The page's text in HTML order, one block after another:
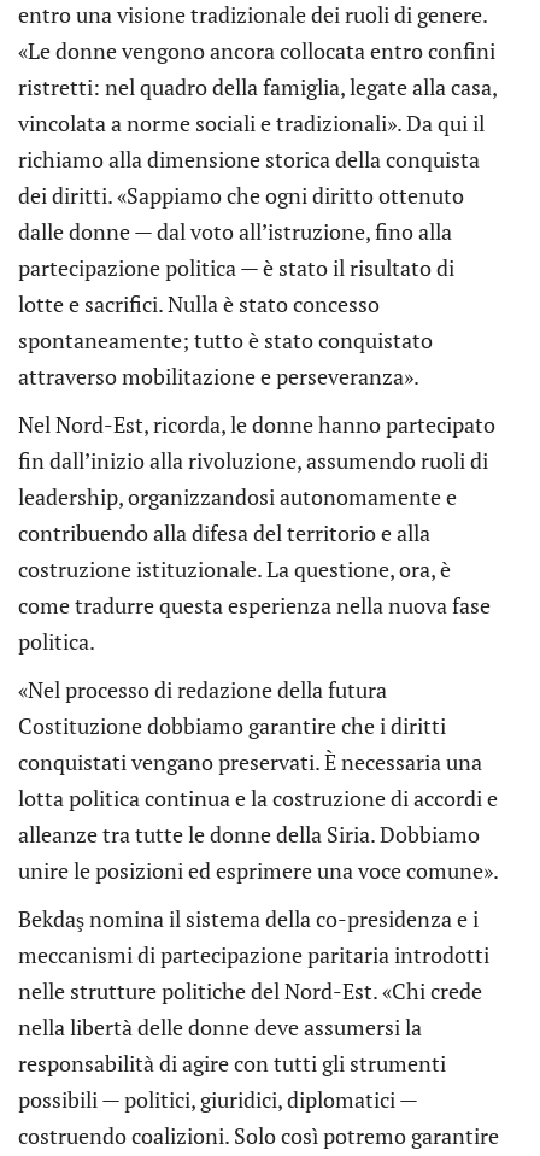
entro una visione tradizionale dei ruoli di genere.
«Le donne vengono ancora collocata entro confini
ristretti: nel quadro della famiglia, legate alla casa,
vincolata a norme sociali e tradizionali». Da qui il
richiamo alla dimensione storica della conquista
dei diritti. «Sappiamo che ogni diritto ottenuto
dalle donne — dal voto all’istruzione, fino alla
partecipazione politica — è stato il risultato di
lotte e sacrifici. Nulla è stato concesso
spontaneamente; tutto è stato conquistato
attraverso mobilitazione e perseveranza».
Nel Nord-Est, ricorda, le donne hanno partecipato
fin dall’inizio alla rivoluzione, assumendo ruoli di
leadership, organizzandosi autonomamente e
contribuendo alla difesa del territorio e alla
costruzione istituzionale. La questione, ora, è
come tradurre questa esperienza nella nuova fase
politica.
«Nel processo di redazione della futura
Costituzione dobbiamo garantire che i diritti
conquistati vengano preservati. È necessaria una
lotta politica continua e la costruzione di accordi e
alleanze tra tutte le donne della Siria. Dobbiamo
unire le posizioni ed esprimere una voce comune».
Bekdaş nomina il sistema della co-presidenza e i
meccanismi di partecipazione paritaria introdotti
nelle strutture politiche del Nord-Est. «Chi crede
nella libertà delle donne deve assumersi la
responsabilità di agire con tutti gli strumenti
possibili — politici, giuridici, diplomatici —
costruendo coalizioni. Solo così potremo garantire